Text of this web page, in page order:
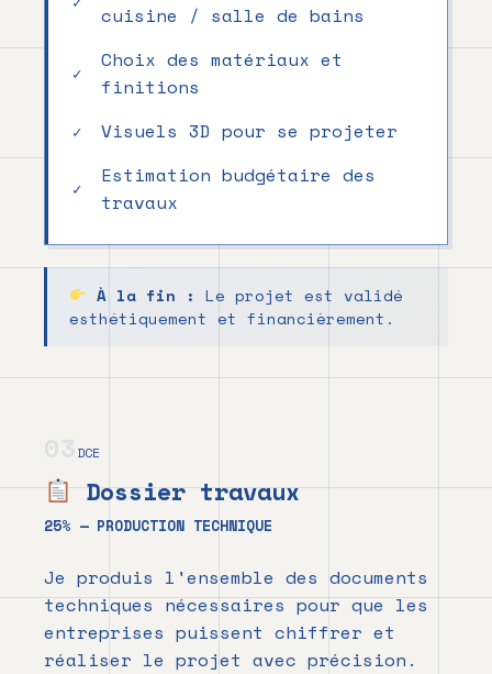
cuisine / salle de bains
Choix des matériaux et
finitions
Visuels 3D pour se projeter
Estimation budgétaire des
travaux
À la fin : Le projet est validé
esthétiquement et financièrement.
DCE
Dossier travaux
25% — PRODUCTION TECHNIQUE
Je produis l'ensemble des documents
techniques nécessaires pour que les
entreprises puissent chiffrer et
réaliser le projet avec précision.